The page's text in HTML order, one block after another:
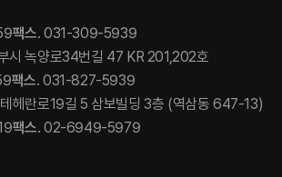
팩스. 031-309-5939
시 녹양로34번길 47 KR 201,202호
팩스. 031-827-5939
헤란로19길 5 삼보빌딩 3층 (역삼동 647-13)
팩스. 02-6949-5979